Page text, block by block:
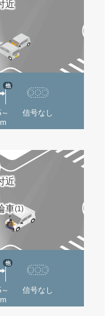
近
他
信号なし
近
車(1)
他
信号なし